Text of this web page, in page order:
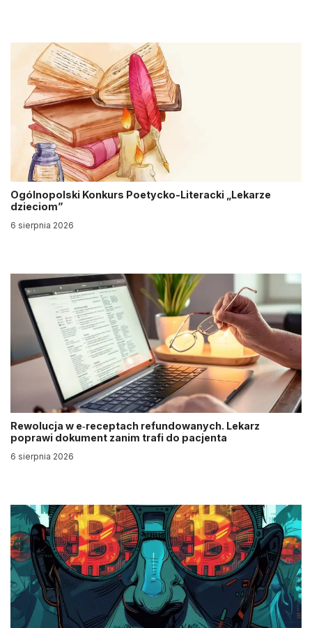
Ogólnopolski Konkurs Poetycko-Literacki „Lekarze
dzieciom”
6 sierpnia 2026
Rewolucja w e‑receptach refundowanych. Lekarz
poprawi dokument zanim trafi do pacjenta
6 sierpnia 2026